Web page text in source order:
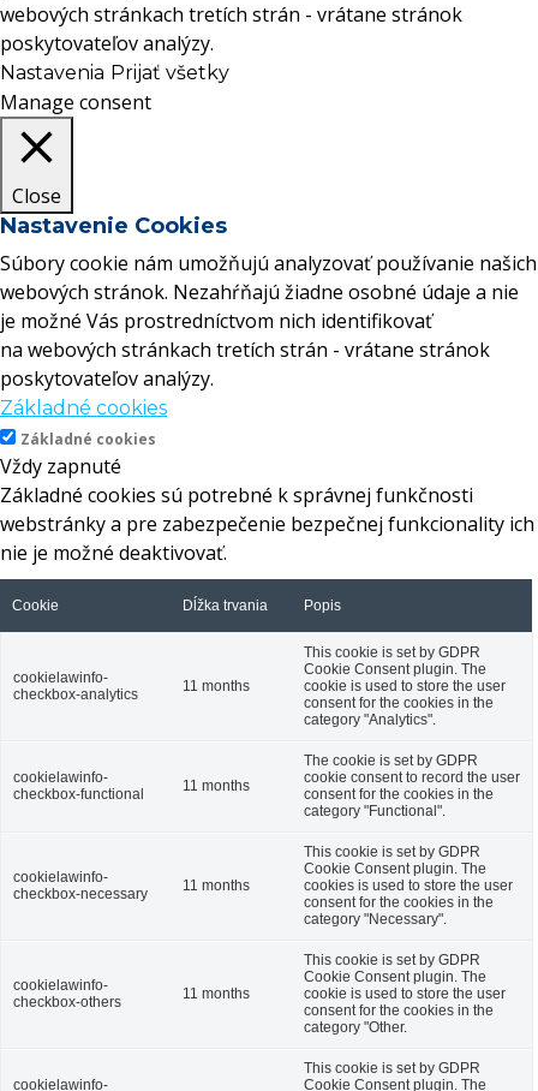
webových stránkach tretích strán - vrátane stránok
poskytovateľov analýzy.
Nastavenia Prijať všetky
Manage consent
Close
Nastavenie Cookies
Súbory cookie nám umožňujú analyzovať používanie našich
webových stránok. Nezahŕňajú žiadne osobné údaje a nie
je možné Vás prostredníctvom nich identifikovať
na webových stránkach tretích strán - vrátane stránok
poskytovateľov analýzy.
Základné cookies
Základné cookies
Vždy zapnuté
Základné cookies sú potrebné k správnej funkčnosti
webstránky a pre zabezpečenie bezpečnej funkcionality ich
nie je možné deaktivovať.
Cookie Dĺžka trvania Popis
cookielawinfo-
checkbox-analytics
11 months
This cookie is set by GDPR
Cookie Consent plugin. The
cookie is used to store the user
consent for the cookies in the
category "Analytics".
cookielawinfo-
checkbox-functional
11 months
The cookie is set by GDPR
cookie consent to record the user
consent for the cookies in the
category "Functional".
cookielawinfo-
checkbox-necessary
11 months
This cookie is set by GDPR
Cookie Consent plugin. The
cookies is used to store the user
consent for the cookies in the
category "Necessary".
cookielawinfo-
checkbox-others
11 months
This cookie is set by GDPR
Cookie Consent plugin. The
cookie is used to store the user
consent for the cookies in the
category "Other.
cookielawinfo-
This cookie is set by GDPR
Cookie Consent plugin. The